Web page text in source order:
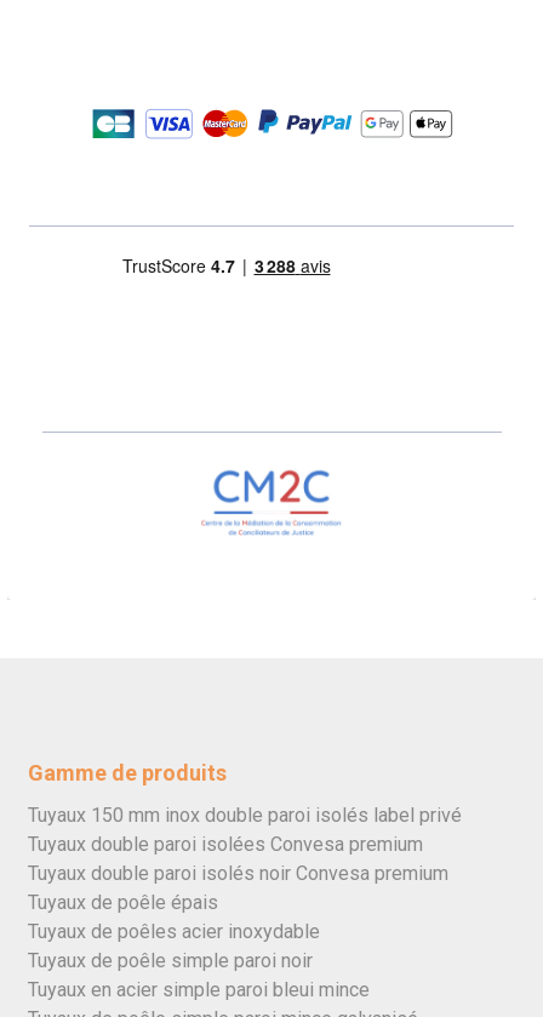
Gamme de produits
Tuyaux 150 mm inox double paroi isolés label privé
Tuyaux double paroi isolées Convesa premium
Tuyaux double paroi isolés noir Convesa premium
Tuyaux de poêle épais
Tuyaux de poêles acier inoxydable
Tuyaux de poêle simple paroi noir
Tuyaux en acier simple paroi bleui mince